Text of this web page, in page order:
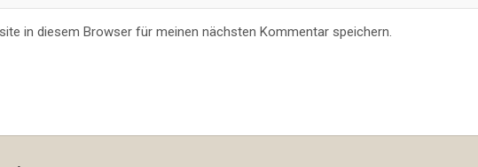
in diesem Browser für meinen nächsten Kommentar speichern.